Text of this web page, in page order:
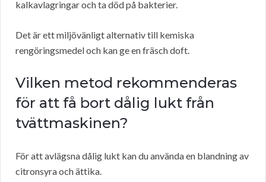
kalkavlagringar och ta död på bakterier.
Det är ett miljövänligt alternativ till kemiska
rengöringsmedel och kan ge en fräsch doft.
Vilken metod rekommenderas
för att få bort dålig lukt från
tvättmaskinen?
För att avlägsna dålig lukt kan du använda en blandning av
citronsyra och ättika.